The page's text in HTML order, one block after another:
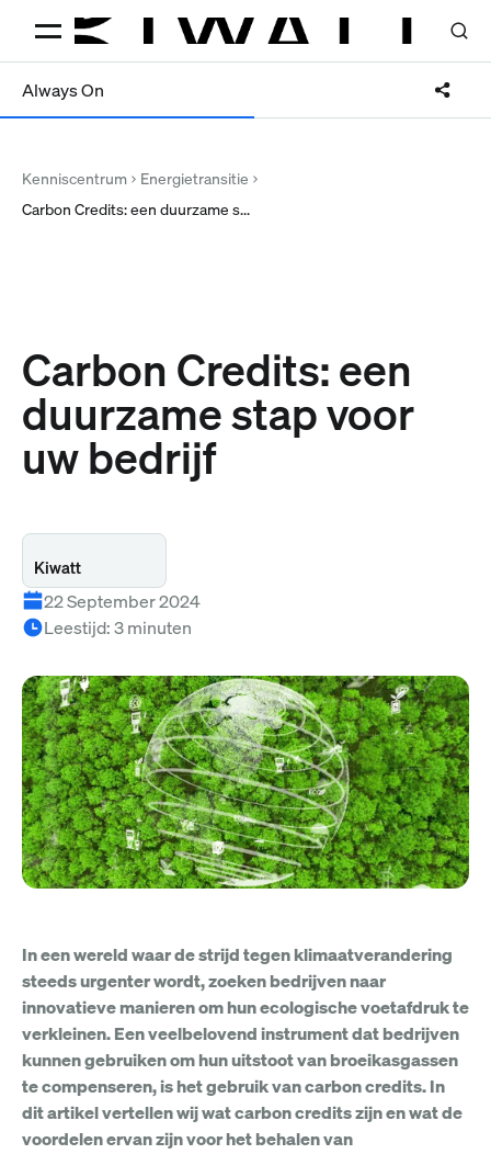
Always On
Kenniscentrum
Energietransitie
Carbon Credits: een duurzame s...
Carbon Credits: een
duurzame stap voor
uw bedrijf
Kiwatt
22 September 2024
Leestijd:3minuten
In een wereld waar de strijd tegen klimaatverandering
steeds urgenter wordt, zoeken bedrijven naar
innovatieve manieren om hun ecologische voetafdruk te
verkleinen. Een veelbelovend instrument dat bedrijven
kunnen gebruiken om hun uitstoot van broeikasgassen
te compenseren, is het gebruik van carbon credits. In
dit artikel vertellen wij wat carbon credits zijn en wat de
voordelen ervan zijn voor het behalen van